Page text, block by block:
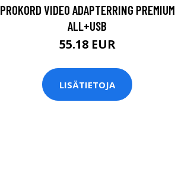
PROKORD VIDEO ADAPTERRING PREMIUM
ALL+USB
55.18 EUR
LISÄTIETOJA